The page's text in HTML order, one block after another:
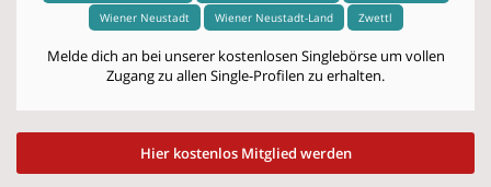
Wiener Neustadt
Wiener Neustadt-Land Zwettl
Melde dich an bei unserer kostenlosen Singlebörse um vollen
Zugang zu allen Single-Profilen zu erhalten.
Hier kostenlos Mitglied werden